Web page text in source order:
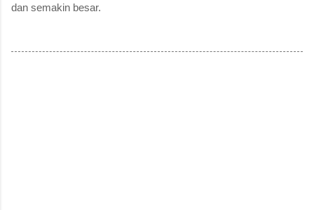
dan semakin besar.